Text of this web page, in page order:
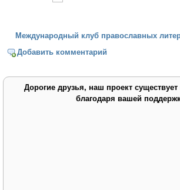
Международный клуб православных
Добавить комментарий
Дорогие друзья, наш проект
благодаря вашей